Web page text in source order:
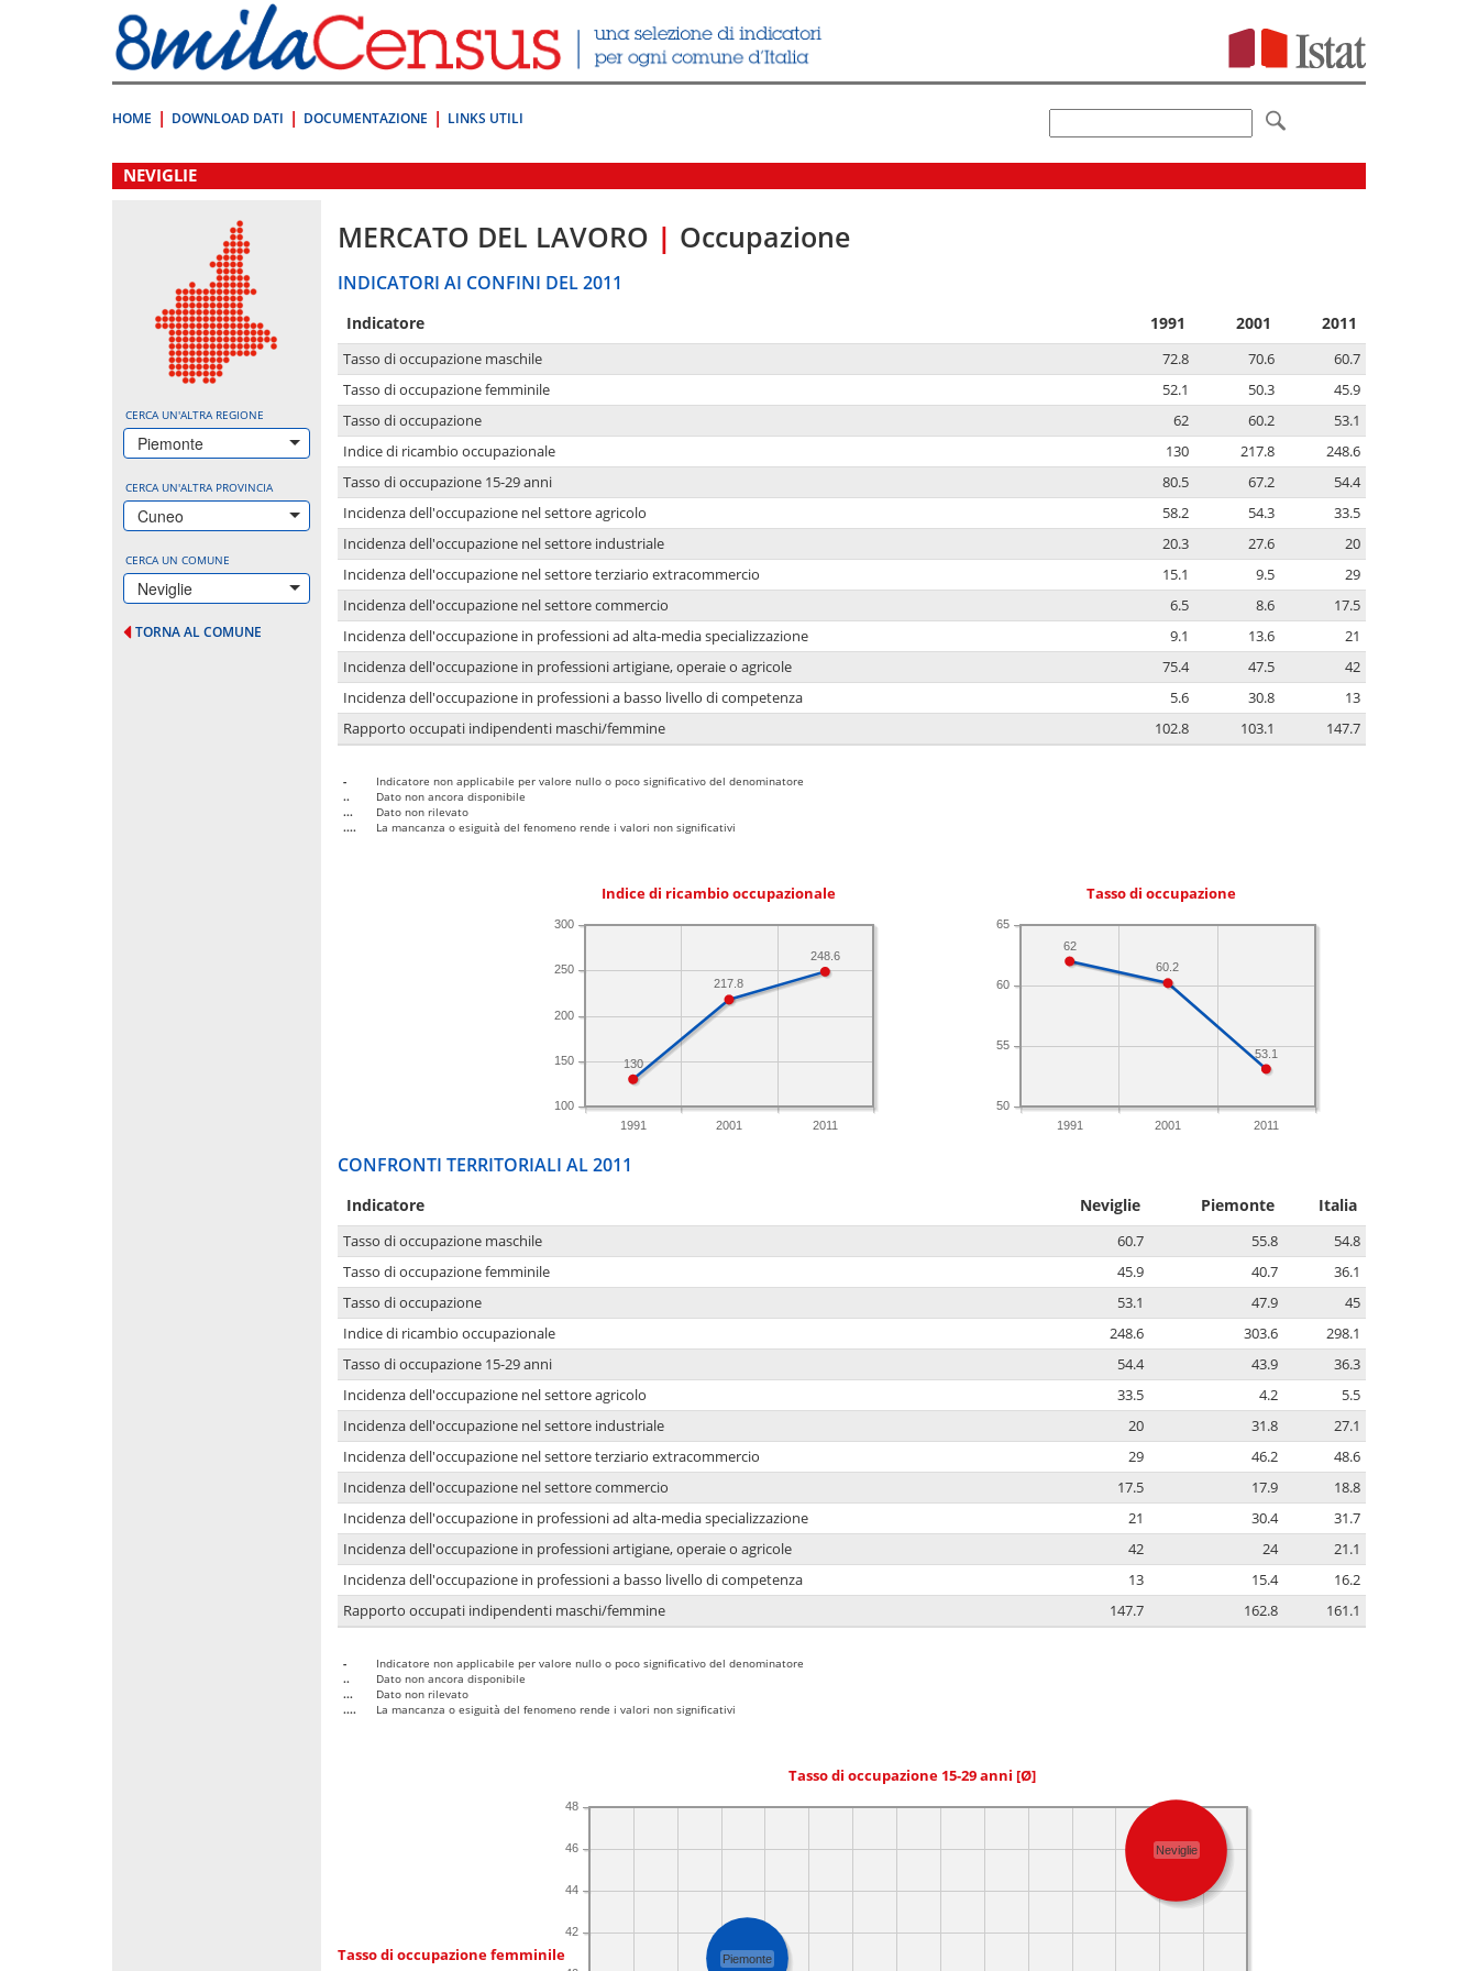
direttamente
a:
Contenuto
HOME DOWNLOAD DATI DOCUMENTAZIONE LINKS UTILI
.
NEVIGLIE
CERCA UN'ALTRA REGIONE
Piemonte
CERCA UN'ALTRA PROVINCIA
Cuneo
CERCA UN COMUNE
Neviglie
TORNA AL COMUNE
MERCATO DEL LAVORO | Occupazione
INDICATORI AI CONFINI DEL 2011
Indicatore 1991 2001 2011
Tasso di occupazione maschile 72.8 70.6
60.7
Tasso di occupazione femminile
52.1 50.3
45.9
Tasso di occupazione
62 60.2
53.1
Indice di ricambio occupazionale
130 217.8
248.6
Tasso di occupazione 15-29 anni
80.5 67.2
54.4
Incidenza dell'occupazione nel settore agricolo
58.2 54.3
33.5
Incidenza dell'occupazione nel settore industriale
20.3 27.6
20
Incidenza dell'occupazione nel settore terziario extracommercio
15.1 9.5
29
Incidenza dell'occupazione nel settore commercio
6.5 8.6
17.5
Incidenza dell'occupazione in professioni ad alta-media specializzazione
9.1 13.6
21
Incidenza dell'occupazione in professioni artigiane, operaie o agricole
75.4 47.5
42
Incidenza dell'occupazione in professioni a basso livello di competenza
5.6 30.8
13
Rapporto occupati indipendenti maschi/femmine
102.8 103.1 147.7
-
Indicatore non applicabile per valore nullo o poco significativo del denominatore
..
Dato non ancora disponibile
...
Dato non rilevato
....
La mancanza o esiguità del fenomeno rende i valori non significativi
Indice di ricambio occupazionale
1991 2001 2011
100
150
200
250
300
248.6
217.8
130
Tasso di occupazione
1991 2001 2011
50
55
60
65
53.1
60.2
62
CONFRONTI TERRITORIALI AL 2011
Indicatore Neviglie Piemonte Italia
Tasso di occupazione maschile 60.7 55.8
54.8
Tasso di occupazione femminile
45.9 40.7
36.1
Tasso di occupazione
53.1 47.9
45
Indice di ricambio occupazionale
248.6 303.6
298.1
Tasso di occupazione 15-29 anni
54.4 43.9
36.3
Incidenza dell'occupazione nel settore agricolo
33.5 4.2
5.5
Incidenza dell'occupazione nel settore industriale
20 31.8
27.1
Incidenza dell'occupazione nel settore terziario extracommercio
29 46.2
48.6
Incidenza dell'occupazione nel settore commercio
17.5 17.9
18.8
Incidenza dell'occupazione in professioni ad alta-media specializzazione
21 30.4
31.7
Incidenza dell'occupazione in professioni artigiane, operaie o agricole
42 24
21.1
Incidenza dell'occupazione in professioni a basso livello di competenza
13 15.4
16.2
Rapporto occupati indipendenti maschi/femmine
147.7 162.8 161.1
-
Indicatore non applicabile per valore nullo o poco significativo del denominatore
..
Dato non ancora disponibile
...
Dato non rilevato
....
La mancanza o esiguità del fenomeno rende i valori non significativi
Tasso di occupazione 15-29 anni [Ø]
Tasso di occupazione femminile
42
44
46
48
Neviglie
Piemonte